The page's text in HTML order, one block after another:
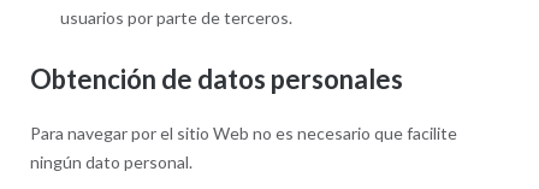
usuarios por parte de terceros.
Obtención de datos personales
Para navegar por el sitio Web no es necesario que facilite
ningún dato personal.